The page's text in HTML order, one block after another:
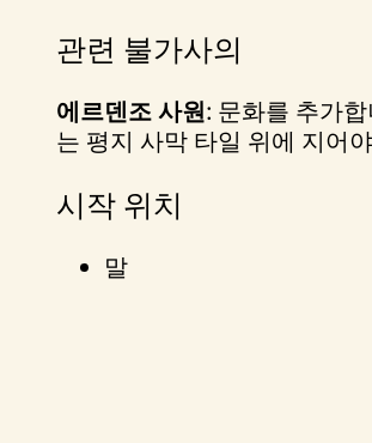
관련 불가사의
에르덴조 사원: 문화를 추가
는 평지 사막 타일 위에 지어
시작 위치
말